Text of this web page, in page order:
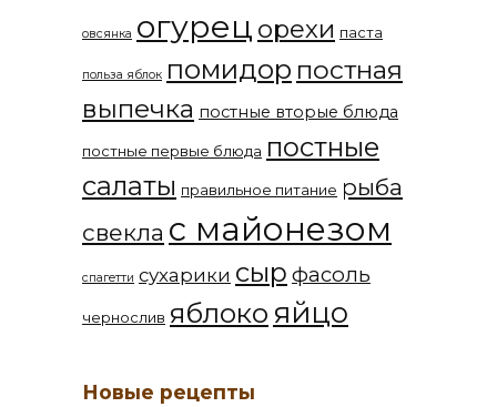
овсянка огурец орехи паста
польза яблок помидор постная
выпечка постные вторые блюда
постные первые блюда постные
салаты правильное питание рыба
свекла с майонезом
спагетти сухарики сыр фасоль
чернослив яблоко яйцо
Новые рецепты